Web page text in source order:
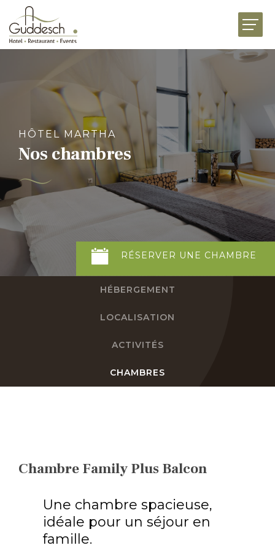
PRÉSENTATION CONTACT
HÔTEL MARTHA
ÉVÉNEMENTS
BUSINESS
FESTIVITÉS
UNIVERS DE SAVEURS
HÔTEL MARTHA
Nos chambres
HÉBERGEMENT
LOCALISATION
ACTIVITÉS
CHAMBRES
RÉSERVER UNE CHAMBRE
Chambre Family Plus Balcon
Une chambre spacieuse,
idéale pour un séjour en
famille.